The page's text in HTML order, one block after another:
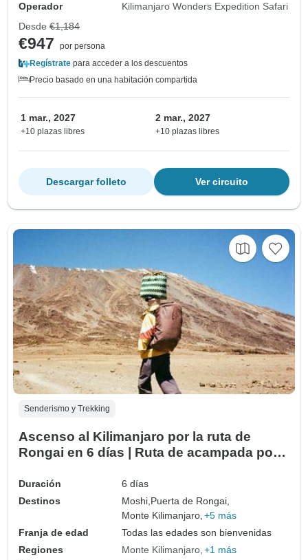
Operador
Kilimanjaro Wonders Expedition Safari
Desde €1,184
€947
por persona
Regístrate para acceder a los descuentos
Precio basado en una habitación compartida
1 mar., 2027
+10 plazas libres
2 mar., 2027
+10 plazas libres
Ver circuito
Descargar folleto
Senderismo y Trekking
Ascenso al Kilimanjaro por la ruta de
Rongai en 6 días | Ruta de acampada por
Duración
6 días
Destinos
Moshi, Puerta de Rongai,
Monte Kilimanjaro, +5 más
Franja de edad
Todas las edades son bienvenidas
Regiones
Monte Kilimanjaro +1 más